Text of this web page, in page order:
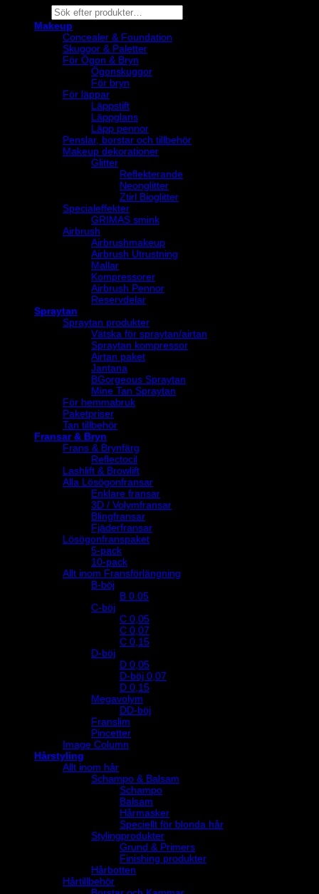
Products
search
Makeup
Concealer & Foundation
Skuggor & Paletter
För Ögon & Bryn
Ögonskuggor
För bryn
För läppar
Läppstift
Läppglans
Läpp pennor
Penslar, borstar och tillbehör
Makeup dekorationer
Glitter
Reflekterande
Neonglitter
Ztirl Bioglitter
Specialeffekter
GRIMAS smink
Airbrush
Airbrushmakeup
Airbrush Utrustning
Mallar
Kompressorer
Airbrush Pennor
Reservdelar
Spraytan
Spraytan produkter
Vätska för spraytan/airtan
Spraytan kompressor
Airtan paket
Jantana
BGorgeous Spraytan
Mine Tan Spraytan
För hemmabruk
Paketpriser
Tan tillbehör
Fransar & Bryn
Frans & Brynfärg
Reflectocil
Lashlift & Browlift
Alla Lösögonfransar
Enklare fransar
3D / Volymfransar
Blingfransar
Fjäderfransar
Lösögonfranspaket
5-pack
10-pack
Allt inom Fransförlängning
B-böj
B 0.05
C-böj
C 0,05
C 0,07
C 0,15
D-böj
D 0,05
D-böj 0,07
D 0,15
Megavolym
DD-böj
Franslim
Pincetter
Image Column
Hårstyling
Allt inom hår
Schampo & Balsam
Schampo
Balsam
Hårmasker
Speciellt för blonda hår
Stylingprodukter
Grund & Primers
Finishing produkter
Hårbotten
Hårtillbehör